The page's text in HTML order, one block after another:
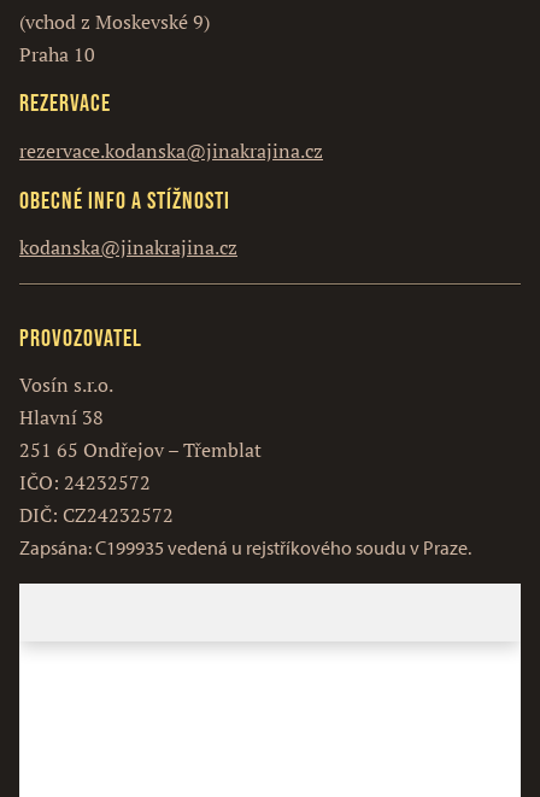
(vchod z Moskevské 9)
Praha 10
Rezervace
rezervace.kodanska@jinakrajina.cz
Obecné info a stížnosti
kodanska@jinakrajina.cz
Provozovatel
Vosín s.r.o.
Hlavní 38
251 65 Ondřejov – Třemblat
IČO: 24232572
DIČ: CZ24232572
Zapsána: C199935 vedená u rejstříkového soudu v Praze.